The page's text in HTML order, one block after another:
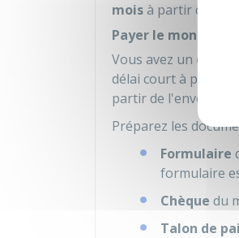
moisà partir de
Payer le montant
Vous avez un délai
délai court à partir
partir de l'envoi de
Préparez les
Formulaire
formulaire
Chèque du
Talon de